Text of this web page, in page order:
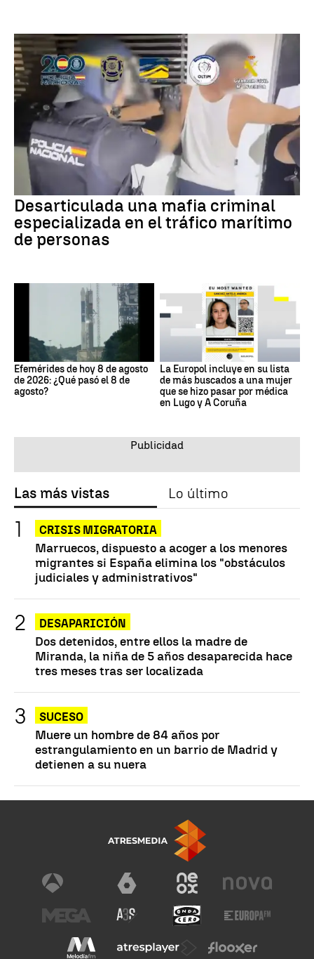
Desarticulada una mafia criminal
especializada en el tráfico marítimo
de personas
Efemérides de hoy 8 de agosto
de 2026: ¿Qué pasó el 8 de
agosto?
La Europol incluye en su lista
de más buscados a una mujer
que se hizo pasar por médica
en Lugo y A Coruña
Las más vistas Lo último
CRISIS MIGRATORIA
Marruecos, dispuesto a acoger a los menores
migrantes si España elimina los "obstáculos
judiciales y administrativos"
DESAPARICIÓN
Dos detenidos, entre ellos la madre de
Miranda, la niña de 5 años desaparecida hace
tres meses tras ser localizada
SUCESO
Muere un hombre de 84 años por
estrangulamiento en un barrio de Madrid y
detienen a su nuera